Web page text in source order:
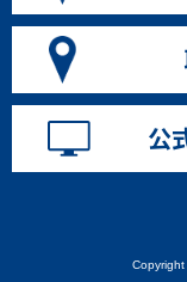
公
Copyright